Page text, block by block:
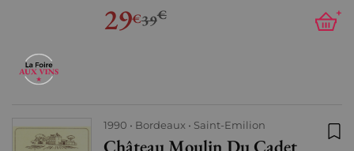
29€39€ +
1990 Bordeaux Saint-Emilion